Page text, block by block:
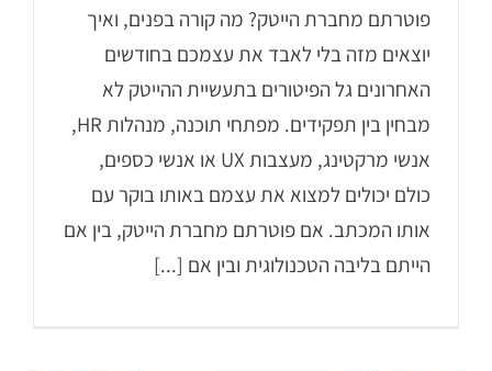
פוטרתם מחברת הייטק? מה קורה בפנים, ואיך
יוצאים מזה בלי לאבד את עצמכם בחודשים
האחרונים גל הפיטורים בתעשיית ההייטק לא
מבחין בין תפקידים. מפתחי תוכנה, מנהלות HR,
אנשי מרקטינג, מעצבות UX או אנשי כספים,
כולם יכולים למצוא את עצמם באותו בוקר עם
אותו המכתב. אם פוטרתם מחברת הייטק, בין אם
הייתם בליבה הטכנולוגית ובין אם [...]